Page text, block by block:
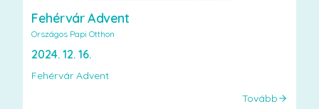
Fehérvár Advent
Országos Papi Otthon
2024. 12. 16.
Fehérvár Advent
Tovább